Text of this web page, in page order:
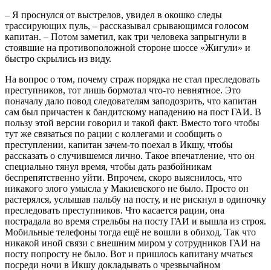
– Я проснулся от выстрелов, увидел в окошко следы
трассирующих пуль, – рассказывал срывающимся голосом
капитан. – Потом заметил, как три человека запрыгнули в
стоявшие на противоположной стороне шоссе «Жигули» и
быстро скрылись из виду.
На вопрос о том, почему страж порядка не стал преследовать
преступников, тот лишь бормотал что-то невнятное. Это
поначалу дало повод следователям заподозрить, что капитан
сам был причастен к бандитскому нападению на пост ГАИ. В
пользу этой версии говорил и такой факт. Вместо того чтобы
тут же связаться по рации с коллегами и сообщить о
преступлении, капитан зачем-то поехал в Икшу, чтобы
рассказать о случившемся лично. Такое впечатление, что он
специально тянул время, чтобы дать разбойникам
беспрепятственно уйти. Впрочем, скоро выяснилось, что
никакого злого умысла у Макиевского не было. Просто он
растерялся, услышав пальбу на посту, и не рискнул в одиночку
преследовать преступников. Что касается рации, она
пострадала во время стрельбы на посту ГАИ и вышла из строя.
Мобильные телефоны тогда ещё не вошли в обиход. Так что
никакой иной связи с внешним миром у сотрудников ГАИ на
посту попросту не было. Вот и пришлось капитану мчаться
посреди ночи в Икшу докладывать о чрезвычайном